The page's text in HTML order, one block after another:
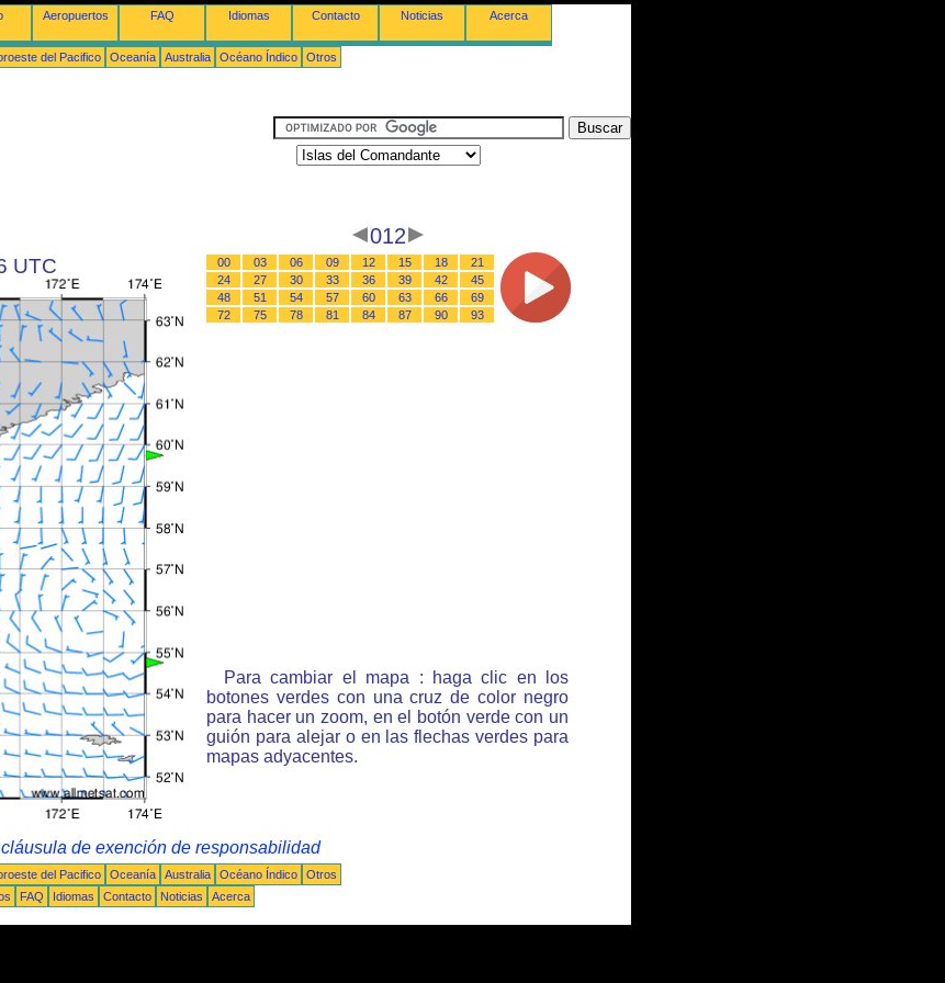
Aeropuertos FAQ Idiomas Contacto Noticias Acerca
del Pacifico Oceanía Australia Océano Índico Otros
UTC
012
00 03 06 09 12 15 18
21
24
27 30 33 36 39 42
45
48
51 54 57 60 63 66
69
72
75 78 81 84 87 90 93
Para cambiar el mapa : haga clic en los
botones verdes con una cruz de color negro
para hacer un zoom, en el botón verde con un
guión para alejar o en las flechas verdes para
mapas adyacentes.
cláusula de exención de responsabilidad
del Pacifico Oceanía Australia Océano Índico
Otros
FAQ Idiomas Contacto Noticias Acerca